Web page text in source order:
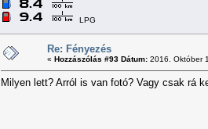
LPG
Re: Fényezés
« Hozzászólás #93 Dátum: 2016. Október
Milyen lett? Arról is van fotó? Vagy csak rá